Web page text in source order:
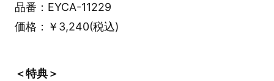
品番：EYCA-11229
価格：￥3,240(税込)
＜特典＞